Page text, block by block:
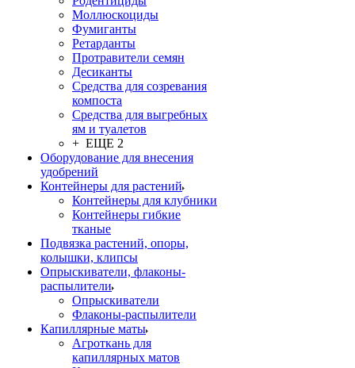
Моллюскоциды
Фумиганты
Ретарданты
Протравители семян
Десиканты
Средства для созревания
компоста
Средства для выгребных
ям и туалетов
+ ЕЩЕ 2
Оборудование для внесения
удобрений
Контейнеры для растений
Контейнеры для клубники
Контейнеры гибкие
тканые
Подвязка растений, опоры,
колышки, клипсы
Опрыскиватели, флаконы-
распылители
Опрыскиватели
Флаконы-распылители
Капиллярные маты
Агроткань для
капиллярных матов